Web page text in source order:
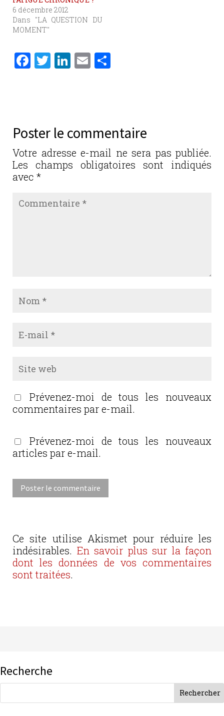
6 décembre 2012
Dans "LA QUESTION DU
MOMENT"
F
b
o
o
k
T
r
Li
n
E
er
Poster le commentaire
Votre adresse e-mail ne sera pas publiée.
Les champs obligatoires sont indiqués
avec *
Prévenez-moi de tous les nouveaux
commentaires par e-mail.
Prévenez-moi de tous les nouveaux
articles par e-mail.
Ce site utilise Akismet pour réduire les
indésirables. En savoir plus sur la façon
dont les données de vos commentaires
sont traitées.
Recherche